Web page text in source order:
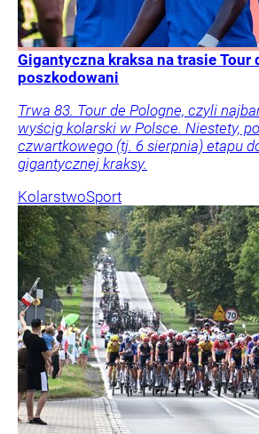
Gigantyczna kraksa na trasie Tour
poszkodowani
Trwa 83. Tour de Pologne, czyli
wyścig kolarski w Polsce. Niestety,
czwartkowego (tj. 6 sierpnia) etapu
gigantycznej kraksy.
KolarstwoSport